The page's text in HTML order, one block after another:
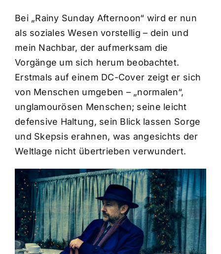
Bei „Rainy Sunday Afternoon“ wird er nun
als soziales Wesen vorstellig – dein und
mein Nachbar, der aufmerksam die
Vorgänge um sich herum beobachtet.
Erstmals auf einem DC-Cover zeigt er sich
von Menschen umgeben – „normalen“,
unglamourösen Menschen; seine leicht
defensive Haltung, sein Blick lassen Sorge
und Skepsis erahnen, was angesichts der
Weltlage nicht übertrieben verwundert.